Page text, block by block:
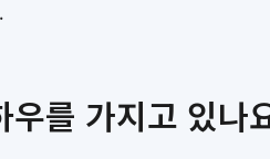
를 가지고 있나